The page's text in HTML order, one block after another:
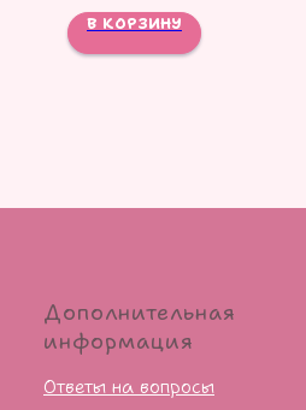
В КОРЗИНУ
Дополнительная
информация
Ответы на вопросы